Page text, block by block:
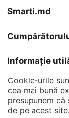
în stoc
26 999MDL
30 799 MDL -12%
Smarti.md
Informație
Contul meu
Contacte
Cookie-urile
cea mai bună
presupunem
de pe acest site.